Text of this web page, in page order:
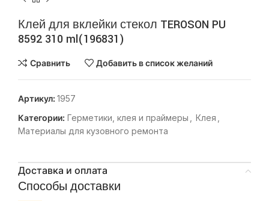
Клей для вклейки стекол TEROSON PU
8592 310 ml(196831)
Сравнить Добавить в список желаний
Артикул: 1957
Категории: Герметики, клея и праймеры Клея
Материалы для кузовного ремонта
Доставка и оплата
Способы доставки